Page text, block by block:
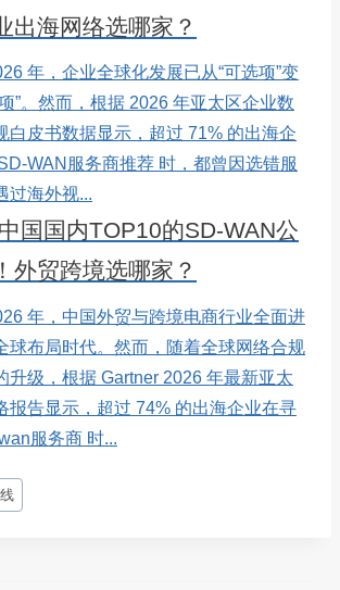
出海网络选哪家？
年，企业全球化发展已从“可选项”变
”。然而，根据 2026 年亚太区企业数
白皮书数据显示，超过 71% 的出海企
WAN服务商推荐 时，都曾因选错服
过海外视...
国国内TOP10的SD-WAN公
外贸跨境选哪家？
年，中国外贸与跨境电商行业全面进
球布局时代。然而，随着全球网络合规
升级，根据 Gartner 2026 年最新亚太
报告显示，超过 74% 的出海企业在寻
服务商 时...